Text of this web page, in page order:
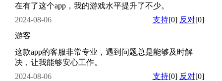
在有了这个app，我的游戏水平提升了不少。
2024-08-06
支持[0] 反对[0]
游客
这款app的客服非常专业，遇到问题总是能够及时解
决，让我能够安心工作。
2024-08-06
支持[0] 反对[0]